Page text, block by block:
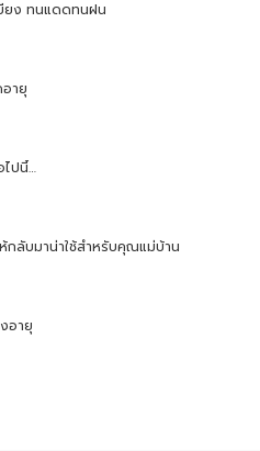
ยง ทนแดดทนฝน
ายุ
ไปนี้…
กลับมาน่าใช้สำหรับคุณแม่บ้าน
อายุ